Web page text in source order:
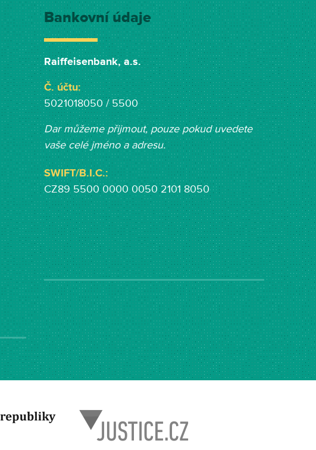
Bankovní údaje
Raiffeisenbank, a.s.
Č. účtu:
5021018050 / 5500
Dar můžeme přijmout, pouze pokud uvedete
vaše celé jméno a adresu.
SWIFT/B.I.C.:
CZ89 5500 0000 0050 2101 8050